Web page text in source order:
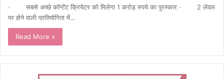
· सबसे अच्छे कॉन्टेंट क्रियेटर को मिलेगा 1 करोड़ रुपये का पुरस्कार · 2 लेवल
पर होने वाली प्रतियोगिता में…
Read More »